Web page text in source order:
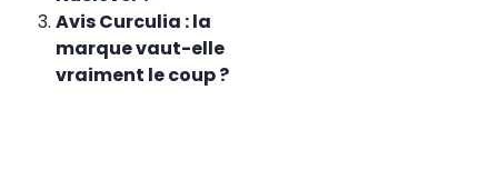
Avis Curculia : la
marque vaut-elle
vraiment le coup ?